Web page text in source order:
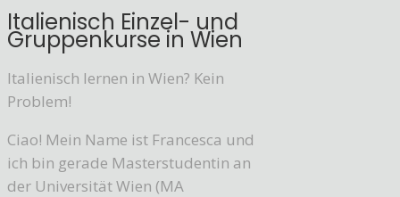
Italienisch Einzel- und
Gruppenkurse in Wien
Italienisch lernen in Wien? Kein
Problem!
Ciao! Mein Name ist Francesca und
ich bin gerade Masterstudentin an
der Universität Wien (MA